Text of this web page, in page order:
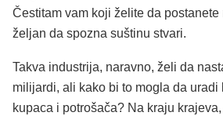
Čestitam vam koji želite da postanete
željan da spozna suštinu stvari.
Takva industrija, naravno, želi da
milijardi, ali kako bi to mogla da uradi
kupaca i potrošača? Na kraju krajeva,